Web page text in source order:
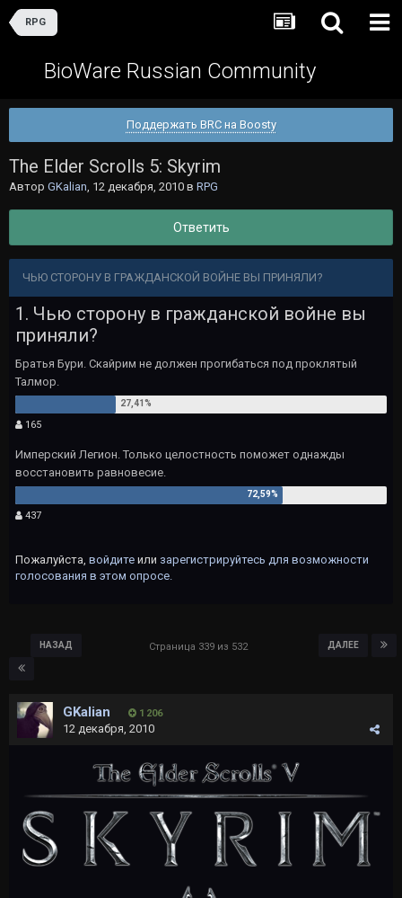
RPG
BioWare Russian Community
Поддержать BRC на Boosty
The Elder Scrolls 5: Skyrim
Автор GKalian, 12 декабря, 2010 в RPG
Ответить
ЧЬЮ СТОРОНУ В ГРАЖДАНСКОЙ ВОЙНЕ ВЫ ПРИНЯЛИ?
1. Чью сторону в гражданской войне вы
приняли?
Братья Бури. Скайрим не должен прогибаться под проклятый
Талмор.
165
Имперский Легион. Только целостность поможет однажды
восстановить равновесие.
437
Пожалуйста, войдите или зарегистрируйтесь для возможности
голосования в этом опросе.
НАЗАД ДАЛЕЕ
Страница 339 из 532
GKalian 1 206
12 декабря, 2010